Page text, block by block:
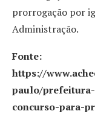
prorrogação por
Administração.
Fonte:
https://
paulo/
concurso-para-